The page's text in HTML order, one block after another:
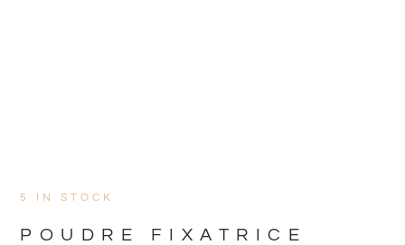
5 IN STOCK
POUDRE FIXATRICE